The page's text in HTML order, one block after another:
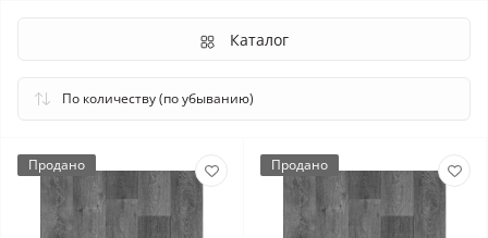
Каталог
Продано Продано